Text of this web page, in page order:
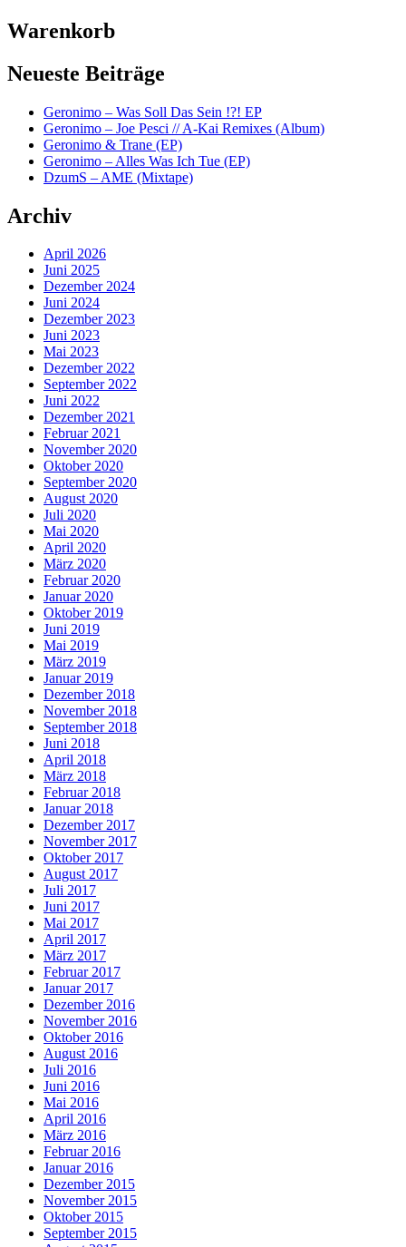
Warenkorb
Neueste Beiträge
Geronimo – Was Soll Das Sein !?! EP
Geronimo – Joe Pesci // A-Kai Remixes (Album)
Geronimo & Trane (EP)
Geronimo – Alles Was Ich Tue (EP)
DzumS – AME (Mixtape)
Archiv
April 2026
Juni 2025
Dezember 2024
Juni 2024
Dezember 2023
Juni 2023
Mai 2023
Dezember 2022
September 2022
Juni 2022
Dezember 2021
Februar 2021
November 2020
Oktober 2020
September 2020
August 2020
Juli 2020
Mai 2020
April 2020
März 2020
Februar 2020
Januar 2020
Oktober 2019
Juni 2019
Mai 2019
März 2019
Januar 2019
Dezember 2018
November 2018
September 2018
Juni 2018
April 2018
März 2018
Februar 2018
Januar 2018
Dezember 2017
November 2017
Oktober 2017
August 2017
Juli 2017
Juni 2017
Mai 2017
April 2017
März 2017
Februar 2017
Januar 2017
Dezember 2016
November 2016
Oktober 2016
August 2016
Juli 2016
Juni 2016
Mai 2016
April 2016
März 2016
Februar 2016
Januar 2016
Dezember 2015
November 2015
Oktober 2015
September 2015